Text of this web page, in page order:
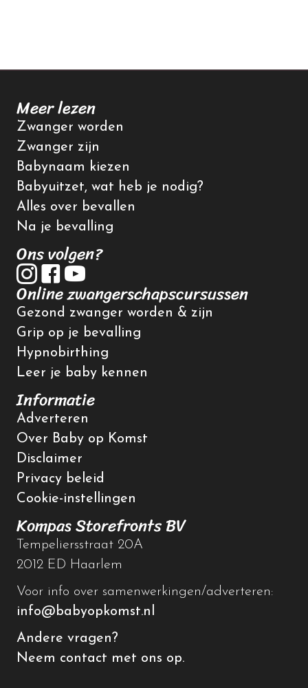
Meer lezen
Zwanger worden
Zwanger zijn
Babynaam kiezen
Babyuitzet, wat heb je nodig?
Alles over bevallen
Na je bevalling
Ons volgen?
Online zwangerschapscursussen
Gezond zwanger worden & zijn
Grip op je bevalling
Hypnobirthing
Leer je baby kennen
Informatie
Adverteren
Over Baby op Komst
Disclaimer
Privacy beleid
Cookie-instellingen
Kompas Storefronts BV
Tempeliersstraat 20A
2012 ED Haarlem
Voor info over samenwerkingen/adverteren:
info@babyopkomst.nl
Andere vragen?
Neem contact met ons op.